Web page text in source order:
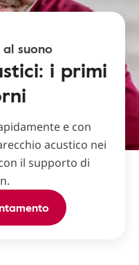
suono
i primi
e con
acustico nei
il supporto di